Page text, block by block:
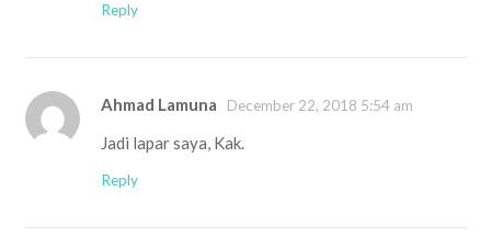
Reply
Ahmad Lamuna December 22, 2018 5:54 am
Jadi lapar saya, Kak.
Reply